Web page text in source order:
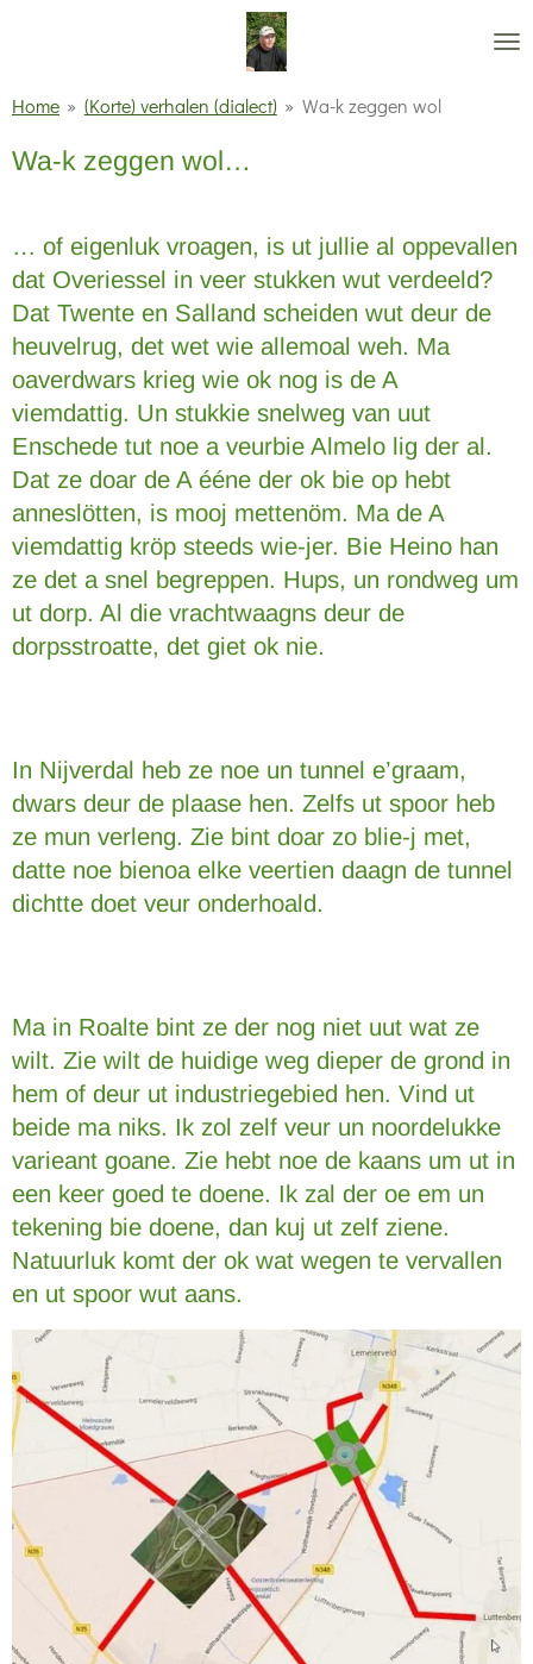
hoofdinhoud
Home » (Korte) verhalen (dialect) » Wa-k zeggen wol
Wa-k zeggen wol…
… of eigenluk vroagen, is ut jullie al oppevallen
dat Overiessel in veer stukken wut verdeeld?
Dat Twente en Salland scheiden wut deur de
heuvelrug, det wet wie allemoal weh. Ma
oaverdwars krieg wie ok nog is de A
viemdattig. Un stukkie snelweg van uut
Enschede tut noe a veurbie Almelo lig der al.
Dat ze doar de A ééne der ok bie op hebt
anneslötten, is mooj mettenöm. Ma de A
viemdattig kröp steeds wie-jer. Bie Heino han
ze det a snel begreppen. Hups, un rondweg um
ut dorp. Al die vrachtwaagns deur de
dorpsstroatte, det giet ok nie.
In Nijverdal heb ze noe un tunnel e’graam,
dwars deur de plaase hen. Zelfs ut spoor heb
ze mun verleng. Zie bint doar zo blie-j met,
datte noe bienoa elke veertien daagn de tunnel
dichtte doet veur onderhoald.
Ma in Roalte bint ze der nog niet uut wat ze
wilt. Zie wilt de huidige weg dieper de grond in
hem of deur ut industriegebied hen. Vind ut
beide ma niks. Ik zol zelf veur un noordelukke
varieant goane. Zie hebt noe de kaans um ut in
een keer goed te doene. Ik zal der oe em un
tekening bie doene, dan kuj ut zelf ziene.
Natuurluk komt der ok wat wegen te vervallen
en ut spoor wut aans.